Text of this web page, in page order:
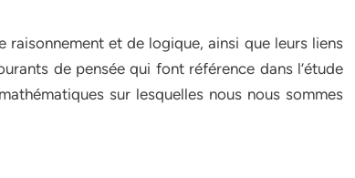
et de logique, ainsi que leurs liens
de pensée qui font référence dans l’étude
sur lesquelles nous nous sommes